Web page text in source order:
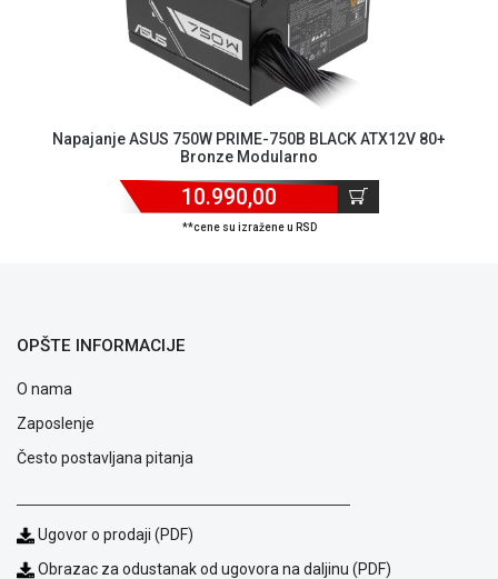
Napajanje ASUS 750W PRIME-750B BLACK ATX12V 80+
Bronze Modularno
10.990,00
**cene su izražene u RSD
OPŠTE INFORMACIJE
O nama
Zaposlenje
Često postavljana pitanja
Ugovor o prodaji (PDF)
Obrazac za odustanak od ugovora na daljinu (PDF)